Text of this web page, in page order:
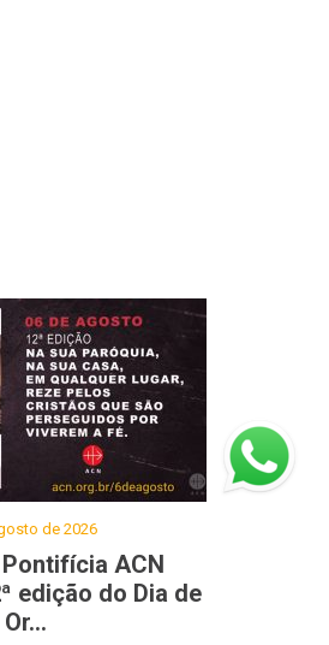
de 2026
ACN
edição do Dia de
Or...